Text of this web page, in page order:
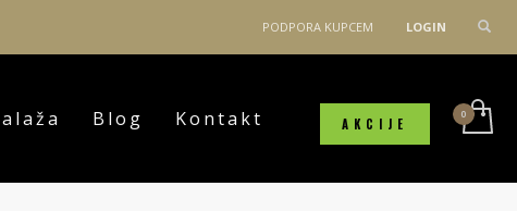
PODPORA KUPCEM LOGIN
Blog Kontakt AKCIJE